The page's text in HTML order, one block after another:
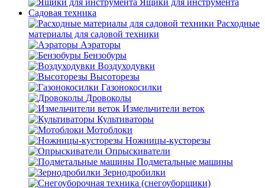
Ящики для инструмента
Садовая техника
Расходные
материалы для садовой техники
Аэраторы
Бензобуры
Воздуходувки
Высоторезы
Газонокосилки
Дровоколы
Измельчители веток
Культиваторы
Мотоблоки
Ножницы-кусторезы
Опрыскиватели
Подметальные машины
Зернодробилки